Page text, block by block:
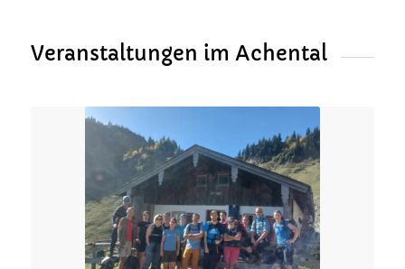
Veranstaltungen im Achental